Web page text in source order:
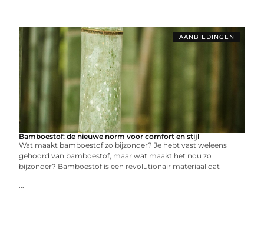
AANBIEDINGEN
Bamboestof: de nieuwe norm voor comfort en stijl
Wat maakt bamboestof zo bijzonder? Je hebt vast weleens
gehoord van bamboestof, maar wat maakt het nou zo
bijzonder? Bamboestof is een revolutionair materiaal dat
...